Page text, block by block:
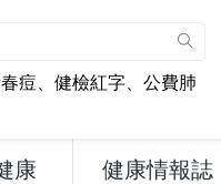
痘、 健檢紅字、 公費肺
康 健康情報誌